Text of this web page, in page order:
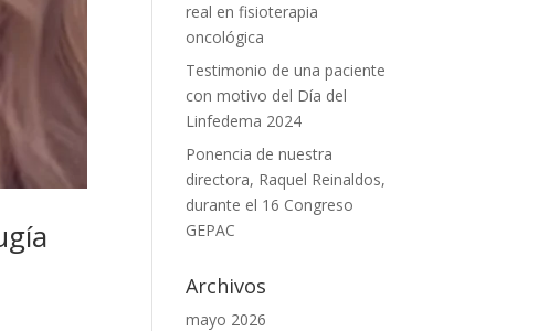
real en fisioterapia
oncológica
Testimonio de una paciente
con motivo del Día del
Linfedema 2024
Ponencia de nuestra
directora, Raquel Reinaldos,
durante el 16 Congreso
GEPAC
Archivos
mayo 2026